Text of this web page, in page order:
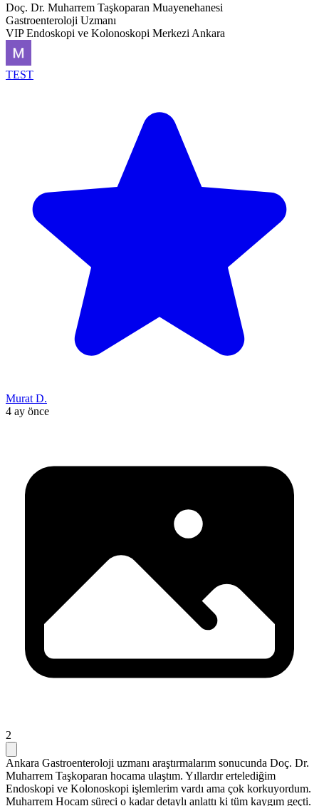
Doç. Dr. Muharrem Taşkoparan Muayenehanesi
Gastroenteroloji Uzmanı
VIP Endoskopi ve Kolonoskopi Merkezi Ankara
TEST
Murat D.
4 ay önce
2
Ankara Gastroenteroloji uzmanı araştırmalarım sonucunda Doç. Dr.
Muharrem Taşkoparan hocama ulaştım. Yıllardır ertelediğim
Endoskopi ve Kolonoskopi işlemlerim vardı ama çok korkuyordum.
Muharrem Hocam süreci o kadar detaylı anlattı ki tüm kaygım geçti.